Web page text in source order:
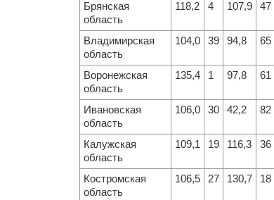
Брянская
область
118,2 4 107,9 47
Владимирская
область
104,0 39 94,8 65
Воронежская
область
135,4 1 97,8 61
Ивановская
область
106,0 30 42,2 82
Калужская
область
109,1 19 116,3 36
Костромская
область
106,5 27 130,7 18